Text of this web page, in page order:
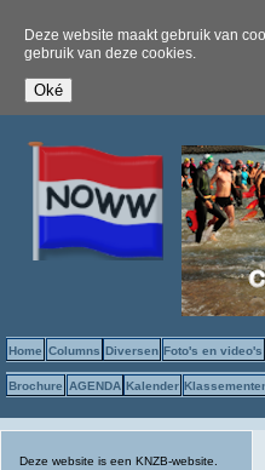
Deze website maakt gebruik van
gebruik van deze cookies.
Home Columns Diversen Foto's en video's
Brochure AGENDA Kalender
Deze website is een KNZB-website.